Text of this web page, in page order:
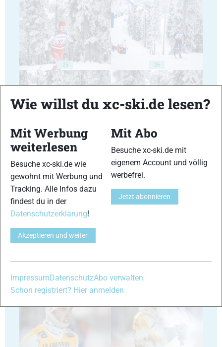
25 26
27 28
31
Wie willst du xc-ski.de lesen?
Mit Werbung
weiterlesen
Besuche xc-ski.de wie
gewohnt mit Werbung und
Tracking. Alle Infos dazu
findest du in der
Datenschutzerklärung!
Akzeptieren und weiter
Mit Abo
Besuche xc-ski.de mit
eigenem Account und völlig
werbefrei.
Jetzt abonnieren
ImpressumDatenschutzAbo verwalten
Schon registriert? Hier anmelden